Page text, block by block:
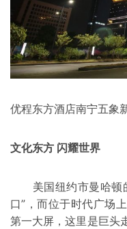
优程东方酒店南宁五象
文化东方 闪耀世界
美国纽约市曼哈顿
口”，而位于时代广场
第一大屏，这里是巨头